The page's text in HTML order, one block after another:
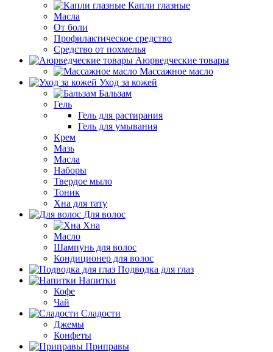
Капли глазные
Масла
От боли
Профилактическое средство
Средство от похмелья
Аюрведческие товары
Массажное масло
Уход за кожей
Бальзам
Гель
Гель для растирания
Гель для умывания
Крем
Мазь
Масла
Наборы
Твердое мыло
Тоник
Хна для тату
Для волос
Хна
Масло
Шампунь для волос
Кондиционер для волос
Подводка для глаз
Напитки
Кофе
Чай
Сладости
Джемы
Конфеты
Приправы